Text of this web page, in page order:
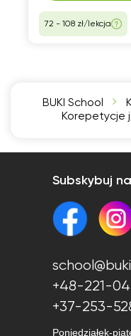
72 - 108 zł/lekcja
BUKI School
Korepetycje
Subskybuj
+48-221-
+37-253-
Poniedziałek-